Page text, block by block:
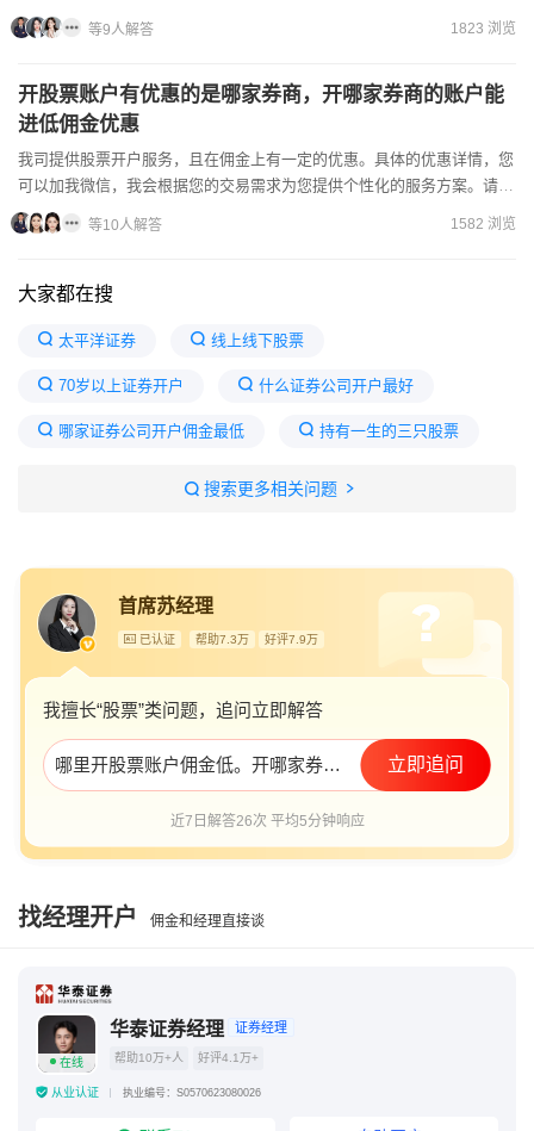
7X24小时都可以办理开户的。主要调整佣金的办法是：1....
等9人解答 1823 浏览
开股票账户有优惠的是哪家券商，开哪家券商的账户能
进低佣金优惠
我司提供股票开户服务，且在佣金上有一定的优惠。具体的优惠详情，您
可以加我微信，我会根据您的交易需求为您提供个性化的服务方案。请放
心，我们的服务透明，合规操作，期待与您的合作。只要选择正...
等10人解答 1582 浏览
大家都在搜
太平洋证券 线上线下股票
70岁以上证券开户 什么证券公司开户最好
哪家证券公司开户佣金最低 持有一生的三只股票
股票新手开户需要注意什么
开户最好四大证券公司佣金费对比
低佣金的券商有哪些
搜索更多相关问题
首席苏经理
已认证 帮助7.3万 好评7.9万
我擅长“股票”类问题，追问立即解答
哪里开股票账户佣金低。开哪家券商的比较好 立即追问
近7日解答26次 平均5分钟响应
找经理开户 佣金和经理直接谈
在线
华泰证券经理 证券经理
帮助10万+人 好评4.1万+
从业认证 执业编号：S0570623080026